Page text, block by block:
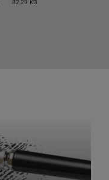
82,29 KB